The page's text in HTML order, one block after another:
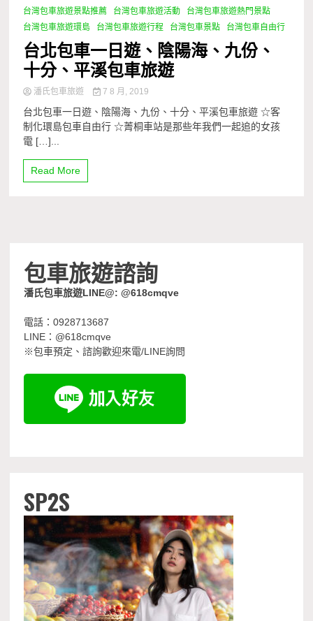
台灣包車旅遊景點推薦
台灣包車旅遊活動
台灣包車旅遊熱門景點
台灣包車旅遊環島
台灣包車旅遊行程 台灣包車景點 台灣包車自由行
台北包車一日遊、陰陽海、九份、
十分、平溪包車旅遊
潘氏包車旅遊 7 8 月, 2019
台北包車一日遊、陰陽海、九份、十分、平溪包車旅遊 ☆客
制化環島包車自由行 ☆菁桐車站是那些年我們一起追的女孩
電 […]...
Read More
包車旅遊諮詢
潘氏包車旅遊LINE@: @618cmqve
電話：0928713687
LINE：@618cmqve
※包車預定、諮詢歡迎來電/LINE詢問
SP2S